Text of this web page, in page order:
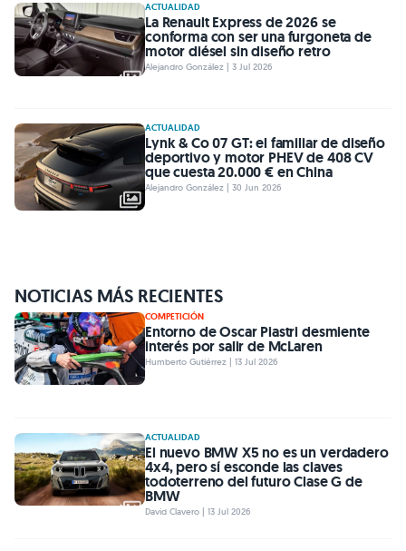
ACTUALIDAD
La Renault Express de 2026 se
conforma con ser una furgoneta de
motor diésel sin diseño retro
Alejandro González | 3 Jul 2026
ACTUALIDAD
Lynk & Co 07 GT: el familiar de diseño
deportivo y motor PHEV de 408 CV
que cuesta 20.000 € en China
Alejandro González | 30 Jun 2026
NOTICIAS MÁS RECIENTES
COMPETICIÓN
Entorno de Oscar Piastri desmiente
interés por salir de McLaren
Humberto Gutiérrez | 13 Jul 2026
ACTUALIDAD
El nuevo BMW X5 no es un verdadero
4x4, pero sí esconde las claves
todoterreno del futuro Clase G de
BMW
David Clavero | 13 Jul 2026